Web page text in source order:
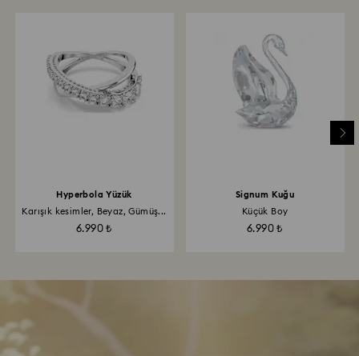
Hyperbola Yüzük
Karışık kesimler, Beyaz, Gümüş...
6.990 ₺
Signum Kuğu
Küçük Boy
6.990 ₺